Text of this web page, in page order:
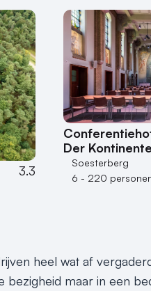
3.3
Der
Soesterberg
6 - 220
heel wat af
maar in een